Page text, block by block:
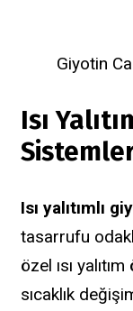
Giyotin
Isı
Isı yalıtımlı
tasarrufu
özel ısı
sıcaklık